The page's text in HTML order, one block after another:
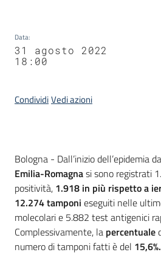
Data:
31 agosto 2022
18:00
CondividiVedi azioni
Contenuto
Bologna - Dall’inizio dell’epidemia da
Emilia-Romagnasi sono registrati
positività, 1.918 in più rispetto a
12.274 tamponi eseguiti nelle
molecolari e 5.882 test antigenici
Complessivamente, la percentuale
numero di tamponi fatti è del 15,6%.